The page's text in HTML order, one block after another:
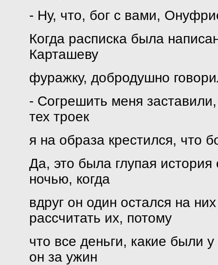
- Ну, что, бог с вами,
Когда расписка была
Карташеву
фуражку, добродушно
- Согрешить меня
тех троек
я на образа крестился, что
Да, это была глупая
ночью, когда
вдруг он один остался на
рассчитать их, потому
что все деньги, какие были
он за ужин